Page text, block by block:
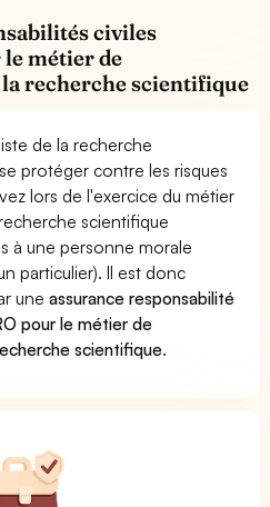
civiles
métier de
recherche scientifique
de la recherche
protéger contre les risques
lors de l'exercice du métier
scientifique
à une personne morale
particulier). Il est donc
uneassurance responsabilité
pour le métier de
scientifique.